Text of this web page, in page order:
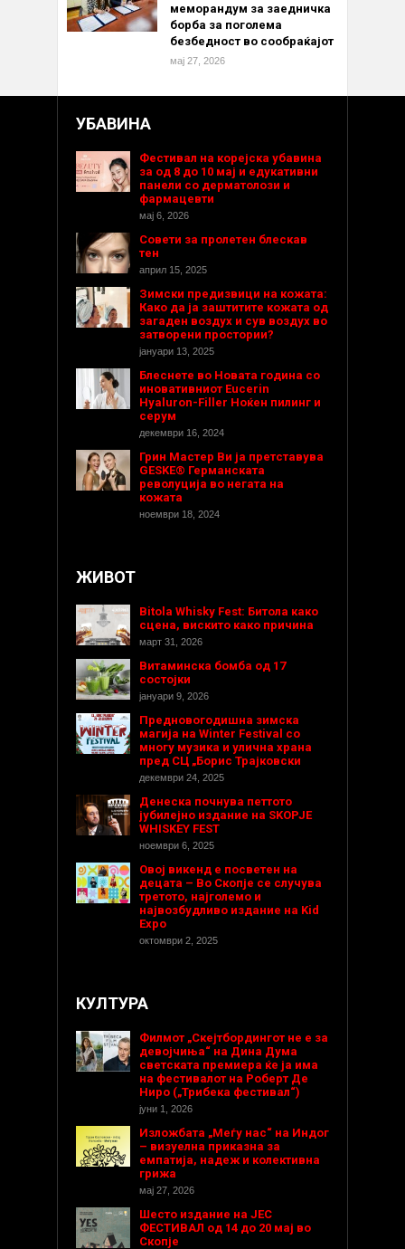
меморандум за заедничка
борба за поголема
безбедност во сообраќајот
мај 27, 2026
УБАВИНА
Фестивал на корејска убавина
за од 8 до 10 мај и едукативни
панели со дерматолози и
фармацевти
мај 6, 2026
Совети за пролетен блескав
тен
април 15, 2025
Зимски предизвици на кожата:
Како да ја заштитите кожата од
загаден воздух и сув воздух во
затворени простории?
јануари 13, 2025
Блеснете во Новата година со
иновативниот Eucerin
Hyaluron-Filler Ноќен пилинг и
серум
декември 16, 2024
Грин Мастер Ви ја претставува
GESKE® Германската
револуција во негата на
кожата
ноември 18, 2024
ЖИВОТ
Bitola Whisky Fest: Битола како
сцена, вискито како причина
март 31, 2026
Витаминска бомба од 17
состојки
јануари 9, 2026
Предновогодишнa зимска
магија на Winter Festival со
многу музика и улична храна
пред СЦ „Борис Трајковски
декември 24, 2025
Денеска почнува петтото
јубилејно издание на SKOPJE
WHISKEY FEST
ноември 6, 2025
Овој викенд е посветен на
децата – Во Скопје се случува
третото, најголемо и
највозбудливо издание на Kid
Expo
октомври 2, 2025
КУЛТУРА
Филмот „Скејтбордингот не е за
девојчиња“ на Дина Дума
светската премиера ќе ја има
на фестивалот на Роберт Де
Ниро („Трибека фестивал“)
јуни 1, 2026
Изложбата „Меѓу нас“ на Индог
– визуелна приказна за
емпатија, надеж и колективна
грижа
мај 27, 2026
Шесто издание на ЈЕС
ФЕСТИВАЛ од 14 до 20 мај во
Скопје